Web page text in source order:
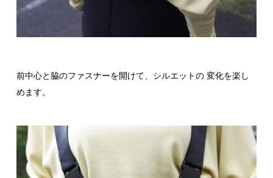
前中心と脇のファスナーを開けて、シルエットの 変化を楽し
めます。